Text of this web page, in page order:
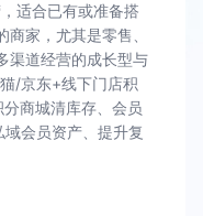
适合已有或准备搭
家，尤其是零售、
渠道经营的成长型与
/京东+线下门店积
商城清库存、会员
会员资产、提升复